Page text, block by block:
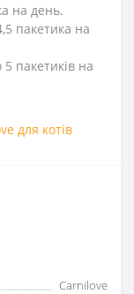
на день.
пакетика на
5 пакетиків на
для котів
Carnilove